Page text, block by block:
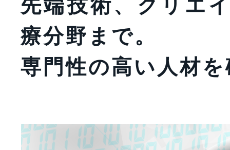
先端技術、クリエ
療分野まで。
専門性の高い人材